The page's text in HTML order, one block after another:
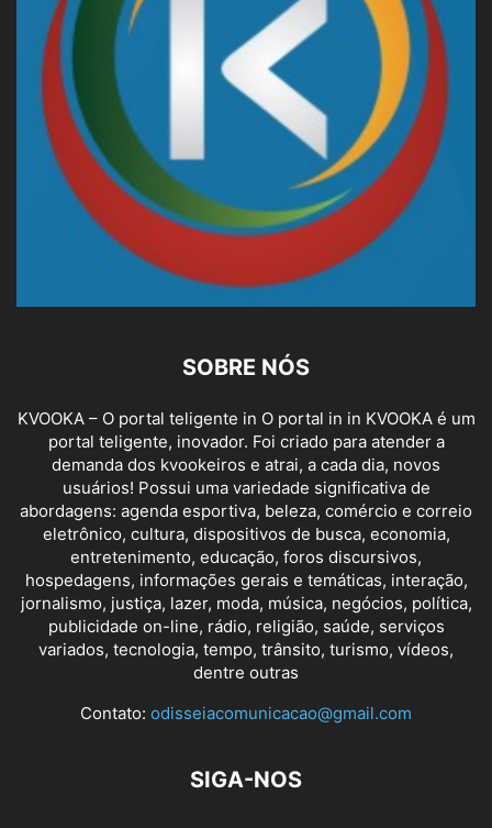
SOBRE NÓS
KVOOKA – O portal teligente in O portal in in KVOOKA é um
portal teligente, inovador. Foi criado para atender a
demanda dos kvookeiros e atrai, a cada dia, novos
usuários! Possui uma variedade significativa de
abordagens: agenda esportiva, beleza, comércio e correio
eletrônico, cultura, dispositivos de busca, economia,
entretenimento, educação, foros discursivos,
hospedagens, informações gerais e temáticas, interação,
jornalismo, justiça, lazer, moda, música, negócios, política,
publicidade on-line, rádio, religião, saúde, serviços
variados, tecnologia, tempo, trânsito, turismo, vídeos,
dentre outras
Contato: odisseiacomunicacao@gmail.com
SIGA-NOS